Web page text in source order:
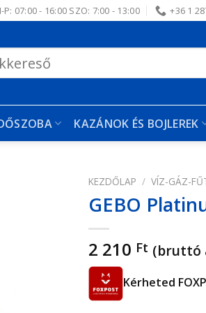
P: 07:00 - 16:00 SZO: 7:00 - 13:00 +36 1
KAZÁNOK ÉS BOJLEREK
KEZDŐLAP / VÍZ-GÁZ-
GEBO
2 210 Ft (bruttó
Kérheted